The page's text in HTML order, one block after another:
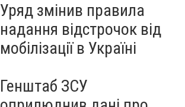
Уряд змінив правила
надання відстрочок від
мобілізації в Україні
Генштаб ЗСУ